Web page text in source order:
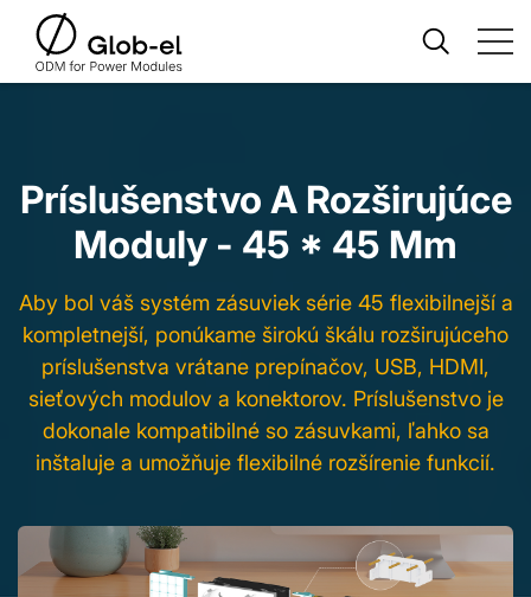
Aby bol váš systém zásuviek série 45 flexibilnejší a
kompletnejší, ponúkame širokú škálu rozširujúceho
príslušenstva vrátane prepínačov, USB, HDMI,
sieťových modulov a konektorov. Príslušenstvo je
dokonale kompatibilné so zásuvkami, ľahko sa
inštaluje a umožňuje flexibilné rozšírenie funkcií.
Príslušenstvo A Rozširujúce
Moduly - 45 * 45 Mm